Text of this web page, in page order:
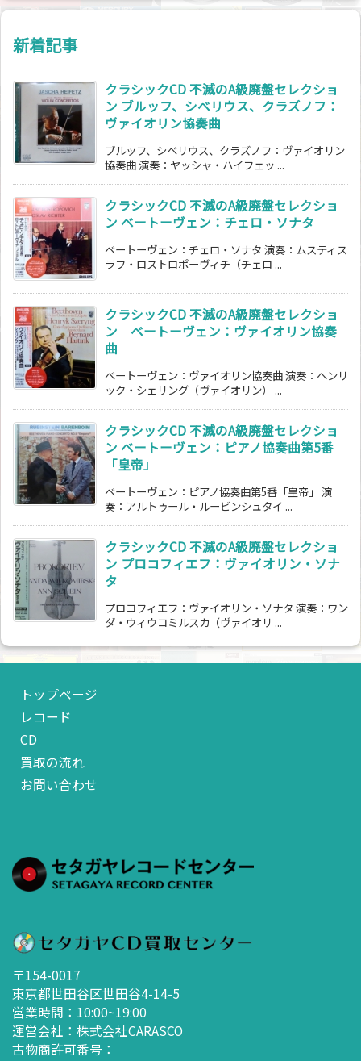
新着記事
クラシックCD 不滅のA級廃盤セレクショ
ン ブルッフ、シベリウス、クラズノフ：
ヴァイオリン協奏曲
ブルッフ、シベリウス、クラズノフ：ヴァイオリン
協奏曲 演奏：ヤッシャ・ハイフェッ ...
クラシックCD 不滅のA級廃盤セレクショ
ン ベートーヴェン：チェロ・ソナタ
ベートーヴェン：チェロ・ソナタ 演奏：ムスティス
ラフ・ロストロポーヴィチ（チェロ ...
クラシックCD 不滅のA級廃盤セレクショ
ン ベートーヴェン：ヴァイオリン協奏
曲
ベートーヴェン：ヴァイオリン協奏曲 演奏：ヘンリ
ック・シェリング（ヴァイオリン） ...
クラシックCD 不滅のA級廃盤セレクショ
ン ベートーヴェン：ピアノ協奏曲第5番
「皇帝」
ベートーヴェン：ピアノ協奏曲第5番「皇帝」 演
奏：アルトゥール・ルービンシュタイ ...
クラシックCD 不滅のA級廃盤セレクショ
ン プロコフィエフ：ヴァイオリン・ソナ
タ
プロコフィエフ：ヴァイオリン・ソナタ 演奏：ワン
ダ・ウィウコミルスカ（ヴァイオリ ...
トップページ
レコード
CD
買取の流れ
お問い合わせ
〒154-0017
東京都世田谷区世田谷4-14-5
営業時間：10:00~19:00
運営会社：株式会社CARASCO
古物商許可番号：